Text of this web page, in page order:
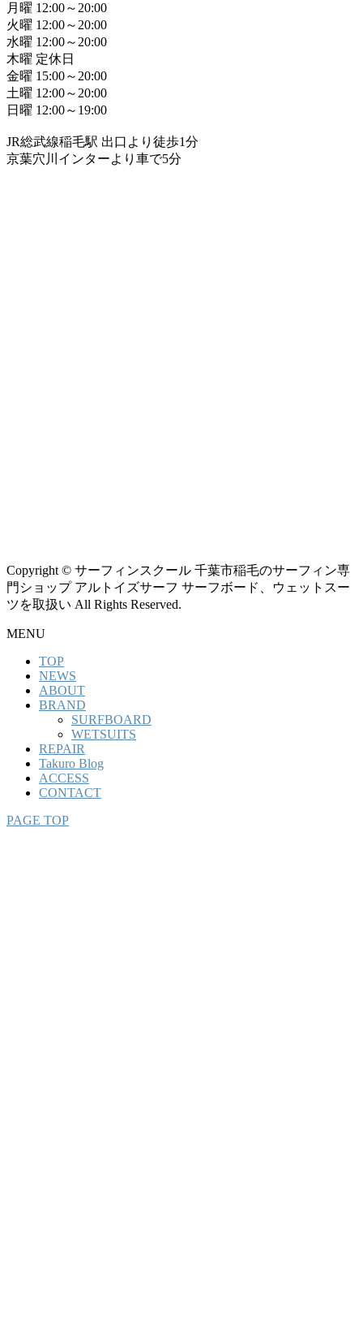
月曜 12:00～20:00
火曜 12:00～20:00
水曜 12:00～20:00
木曜 定休日
金曜 15:00～20:00
土曜 12:00～20:00
日曜 12:00～19:00
JR総武線稲毛駅 出口より徒歩1分
京葉穴川インターより車で5分
Copyright © サーフィンスクール 千葉市稲毛のサーフィン専
門ショップ アルトイズサーフ サーフボード、ウェットスー
ツを取扱い All Rights Reserved.
MENU
TOP
NEWS
ABOUT
BRAND
SURFBOARD
WETSUITS
REPAIR
Takuro Blog
ACCESS
CONTACT
PAGE TOP